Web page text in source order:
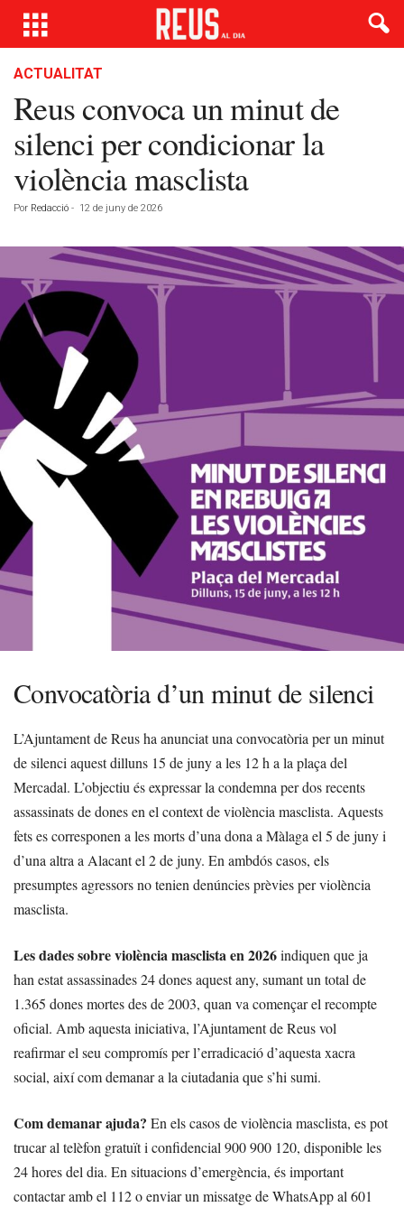
ACTUALITAT
Reus convoca un minut de
silenci per condicionar la
violència masclista
Por Redacció - 12 de juny de 2026
Convocatòria d’un minut de silenci
L’Ajuntament de Reus ha anunciat una convocatòria per un minut
de silenci aquest dilluns 15 de juny a les 12 h a la plaça del
Mercadal. L’objectiu és expressar la condemna per dos recents
assassinats de dones en el context de violència masclista. Aquests
fets es corresponen a les morts d’una dona a Màlaga el 5 de juny i
d’una altra a Alacant el 2 de juny. En ambdós casos, els
presumptes agressors no tenien denúncies prèvies per violència
masclista.
Les dades sobre violència masclista en 2026indiquen que ja
han estat assassinades 24 dones aquest any, sumant un total de
1.365 dones mortes des de 2003, quan va començar el recompte
oficial. Amb aquesta iniciativa, l’Ajuntament de Reus vol
reafirmar el seu compromís per l’erradicació d’aquesta xacra
social, així com demanar a la ciutadania que s’hi sumi.
Com demanar ajuda? En els casos de violència masclista, es pot
trucar al telèfon gratuït i confidencial 900 900 120, disponible les
24 hores del dia. En situacions d’emergència, és important
contactar amb el 112 o enviar un missatge de WhatsApp al 601